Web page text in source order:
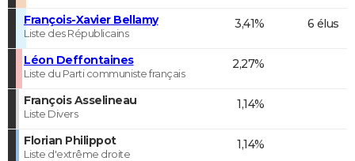
François-Xavier Bellamy
Liste des Républicains
3,41% 6 élus
Léon Deffontaines
Liste du Parti communiste français
2,27%
François Asselineau
Liste Divers
1,14%
Florian Philippot
Liste d'extrême droite
1,14%